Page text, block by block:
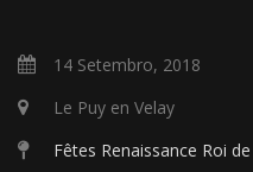
14 Setembro, 2018
Le Puy en Velay
Fêtes Renaissance Roi